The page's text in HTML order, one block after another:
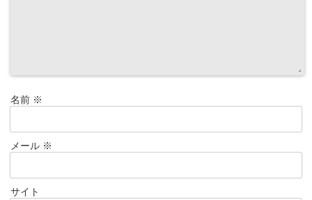
名前 ※
メール ※
サイト